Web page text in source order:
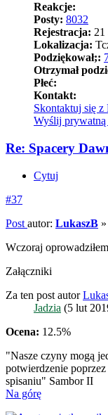
Reakcje:
Posty: 8032
Rejestracja: 21
Lokalizacja:
Podziękował;:
Otrzymał
Płeć:
Kontakt:
Skontaktuj się z
Wyślij
Re: Spacery
Cytuj
#37
Post autor: LukaszB »
Wczoraj
Załączniki
Za ten post autor
Jadzia (5 lut
Ocena: 12.5%
"Nasze czyny mogą
potwierdzenie
spisaniu" Sambor II
Na górę